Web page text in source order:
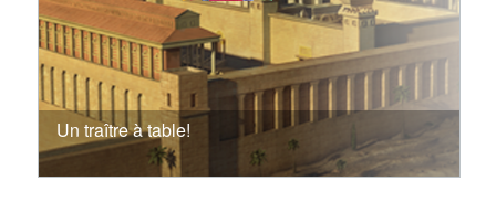
Un traître à table!